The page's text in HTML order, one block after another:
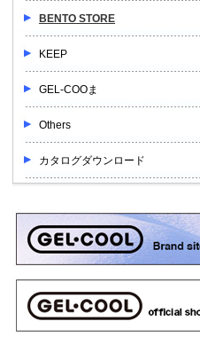
BENTO STORE
KEEP
GEL-COOま
Others
カタログダウンロード